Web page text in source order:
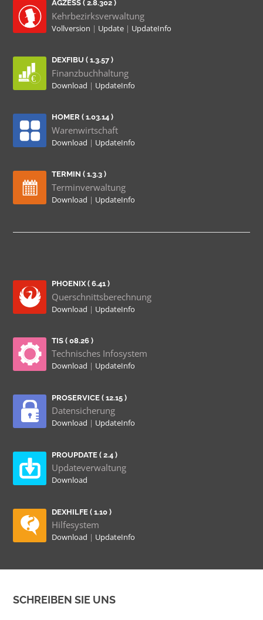
AGZESS ( 2.8.302 )
Kehrbezirksverwaltung
Vollversion | Update | UpdateInfo
DEXFIBU ( 1.3.57 )
Finanzbuchhaltung
Download | UpdateInfo
HOMER ( 1.03.14 )
Warenwirtschaft
Download | UpdateInfo
TERMIN ( 1.3.3 )
Terminverwaltung
Download | UpdateInfo
PHOENIX ( 6.41 )
Querschnittsberechnung
Download | UpdateInfo
TIS ( 08.26 )
Technisches Infosystem
Download | UpdateInfo
PROSERVICE ( 12.15 )
Datensicherung
Download | UpdateInfo
PROUPDATE ( 2.4 )
Updateverwaltung
Download
DEXHILFE ( 1.10 )
Hilfesystem
Download | UpdateInfo
SCHREIBEN SIE UNS